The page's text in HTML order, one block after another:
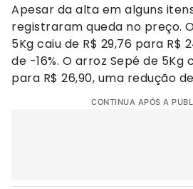
Apesar da alta em alguns
registraram queda no preço.
5Kg caiu de R$ 29,76 para R$
de -16%. O arroz Sepé de 5Kg
para R$ 26,90, uma redução
CONTINUA APÓS A